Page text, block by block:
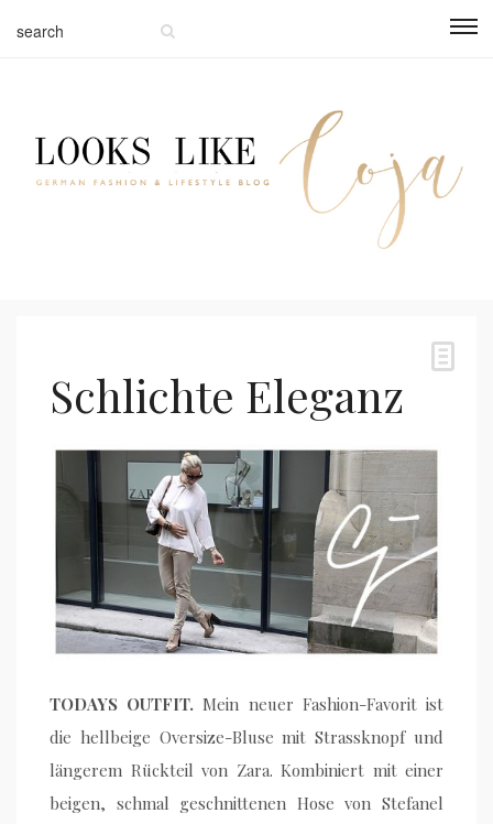
Schlichte Eleganz
TODAYS OUTFIT. Mein neuer Fashion-Favorit ist
die hellbeige Oversize-Bluse mit Strassknopf und
längerem Rückteil von Zara. Kombiniert mit einer
beigen, schmal geschnittenen Hose von Stefanel